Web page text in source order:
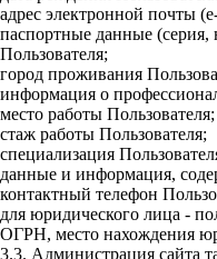
адрес электронной почты
паспортные данные (серия,
Пользователя;
город проживания
информация о
место работы Пользователя;
стаж работы Пользователя;
специализация
данные и информация,
контактный телефон
для юридического лица -
ОГРН, место нахождения
3.3. Администрация сайта